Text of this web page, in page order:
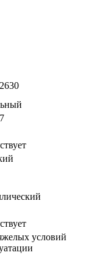
условий